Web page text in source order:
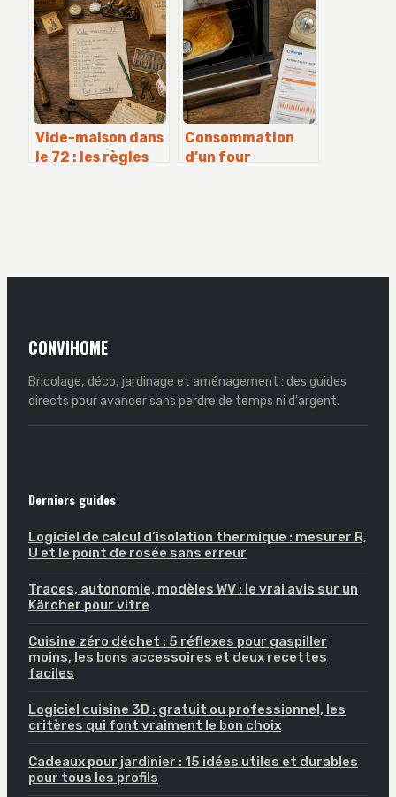
efficacement vos
offres de travaux
choisir vos
essences et
sections durables
Vide-maison dans
le 72 : les règles
Consommation
d’un four
CONVIHOME
Bricolage, déco, jardinage et aménagement : des guides
directs pour avancer sans perdre de temps ni d'argent.
Derniers guides
Logiciel de calcul d’isolation thermique : mesurer R,
U et le point de rosée sans erreur
Traces, autonomie, modèles WV : le vrai avis sur un
Kärcher pour vitre
Cuisine zéro déchet : 5 réflexes pour gaspiller
moins, les bons accessoires et deux recettes
faciles
Logiciel cuisine 3D : gratuit ou professionnel, les
critères qui font vraiment le bon choix
Cadeaux pour jardinier : 15 idées utiles et durables
pour tous les profils